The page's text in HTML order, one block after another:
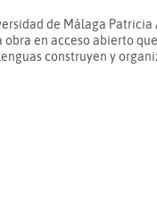
de Málaga
obra en acceso abierto
construyen y